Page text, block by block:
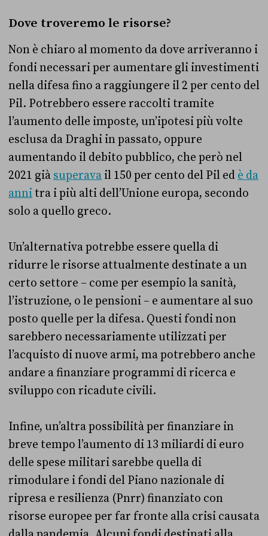
Dove troveremo le risorse?
Non è chiaro al momento da dove arriveranno i
fondi necessari per aumentare gli investimenti
nella difesa fino a raggiungere il 2 per cento del
Pil. Potrebbero essere raccolti tramite
l’aumento delle imposte, un’ipotesi più volte
esclusa da Draghi in passato, oppure
aumentando il debito pubblico, che però nel
2021 già superava il 150 per cento del Pil ed è da
anni tra i più alti dell’Unione europa, secondo
solo a quello greco.
Un’alternativa potrebbe essere quella di
ridurre le risorse attualmente destinate a un
certo settore – come per esempio la sanità,
l’istruzione, o le pensioni – e aumentare al suo
posto quelle per la difesa. Questi fondi non
sarebbero necessariamente utilizzati per
l’acquisto di nuove armi, ma potrebbero anche
andare a finanziare programmi di ricerca e
sviluppo con ricadute civili.
Infine, un’altra possibilità per finanziare in
breve tempo l’aumento di 13 miliardi di euro
delle spese militari sarebbe quella di
rimodulare i fondi del Piano nazionale di
ripresa e resilienza (Pnrr) finanziato con
risorse europee per far fronte alla crisi causata